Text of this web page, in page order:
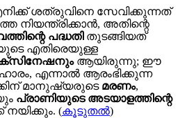
ശത്രുവിനെ സേവിക്കുന്നത്
നിയന്ത്രിക്കാൻ, അതിന്റെ
പദ്ധതിതുടങ്ങിയത്
എതിരെയുള്ള
ആയിരുന്നു; ഈ
എന്നാൽ ആരംഭിക്കുന്ന
മാനുഷ്യരുടെ മരണം,
പ്രാണിയുടെ അടയാളത്തിന്റെ
നയിക്കും. (കൂടുതൽ)